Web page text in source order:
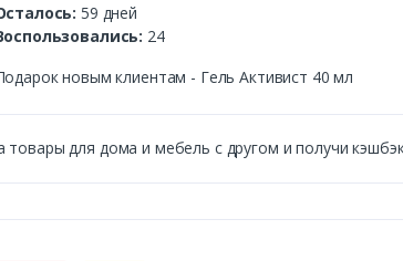
59 дней
24
новым клиентам - Гель Активист 40 мл
для дома и мебель с другом и получи